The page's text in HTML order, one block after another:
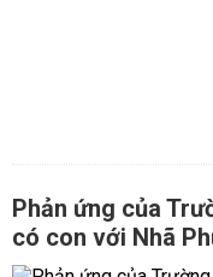
Phản ứng của
có con với Nhã